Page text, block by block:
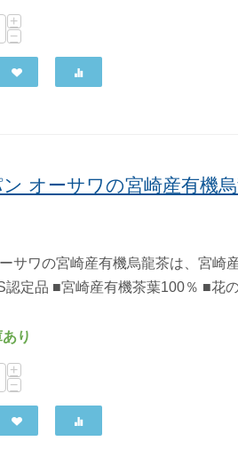
+
−
オーサワの宮崎産有機
サワの宮崎産有機烏龍茶は、宮崎
認定品 ■宮崎産有機茶葉100％ ■
り
+
−